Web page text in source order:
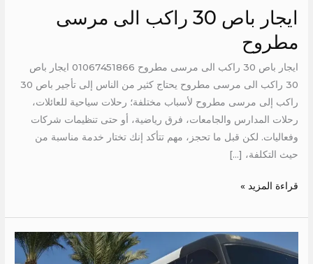
ايجار باص 30 راكب الى مرسى
مطروح
ايجار باص 30 راكب الى مرسى مطروح 01067451866 ايجار باص
30 راكب الى مرسى مطروح يحتاج كثير من الناس إلى تأجير باص 30
راكب إلى مرسى مطروح لأسباب مختلفة؛ رحلات سياحية للعائلات،
رحلات المدارس والجامعات، فرق رياضية، أو حتى تنظيمات شركات
وفعاليات. لكن قبل ما تحجز، مهم تتأكد إنك تختار خدمة مناسبة من
حيث التكلفة، […]
قراءة المزيد »
ميني